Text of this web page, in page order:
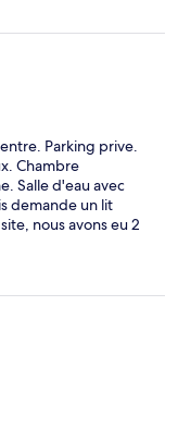
Parking prive.
Chambre
Salle d'eau avec
demande un lit
nous avons eu 2
Mais sinon bon